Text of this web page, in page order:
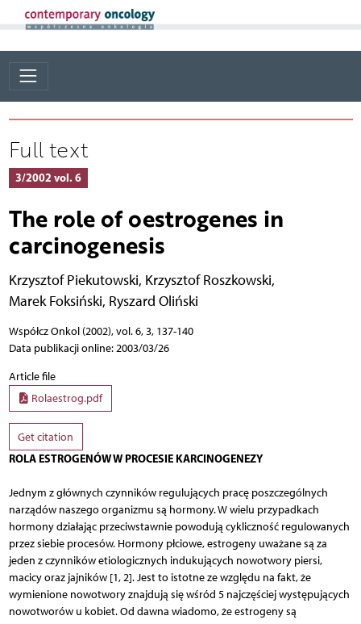
Full text
3/2002 vol. 6
The role of oestrogenes in
carcinogenesis
Krzysztof Piekutowski, Krzysztof Roszkowski,
Marek Foksiński, Ryszard Oliński
Współcz Onkol (2002), vol. 6, 3, 137-140
Data publikacji online: 2003/03/26
Article file
Rolaestrog.pdf
Get citation
ROLA ESTROGENÓW W PROCESIE KARCINOGENEZY
Jednym z głównych czynników regulujących pracę poszczególnych
narządów naszego organizmu są hormony. W wielu przypadkach
hormony działając przeciwstawnie powodują cykliczność regulowanych
przez siebie procesów. Hormony płciowe, estrogeny uważane są za
jeden z czynników etiologicznych indukujących nowotwory piersi,
macicy oraz jajników [1, 2]. Jest to istotne ze względu na fakt, że
wymienione nowotwory znajdują się wśród 5 najczęściej występujących
nowotworów u kobiet. Od dawna wiadomo, że estrogeny są